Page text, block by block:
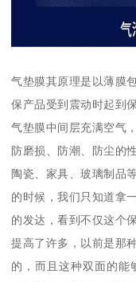
气垫膜其原理是以薄膜
保产品受到震动时起到
气垫膜中间层充满空气
防磨损、防潮、防尘的
陶瓷、家具、玻璃制品
的时候，我们只知道拿
的发达，看到不仅这个
提高了许多，以前是那
的，而且这种双面的能